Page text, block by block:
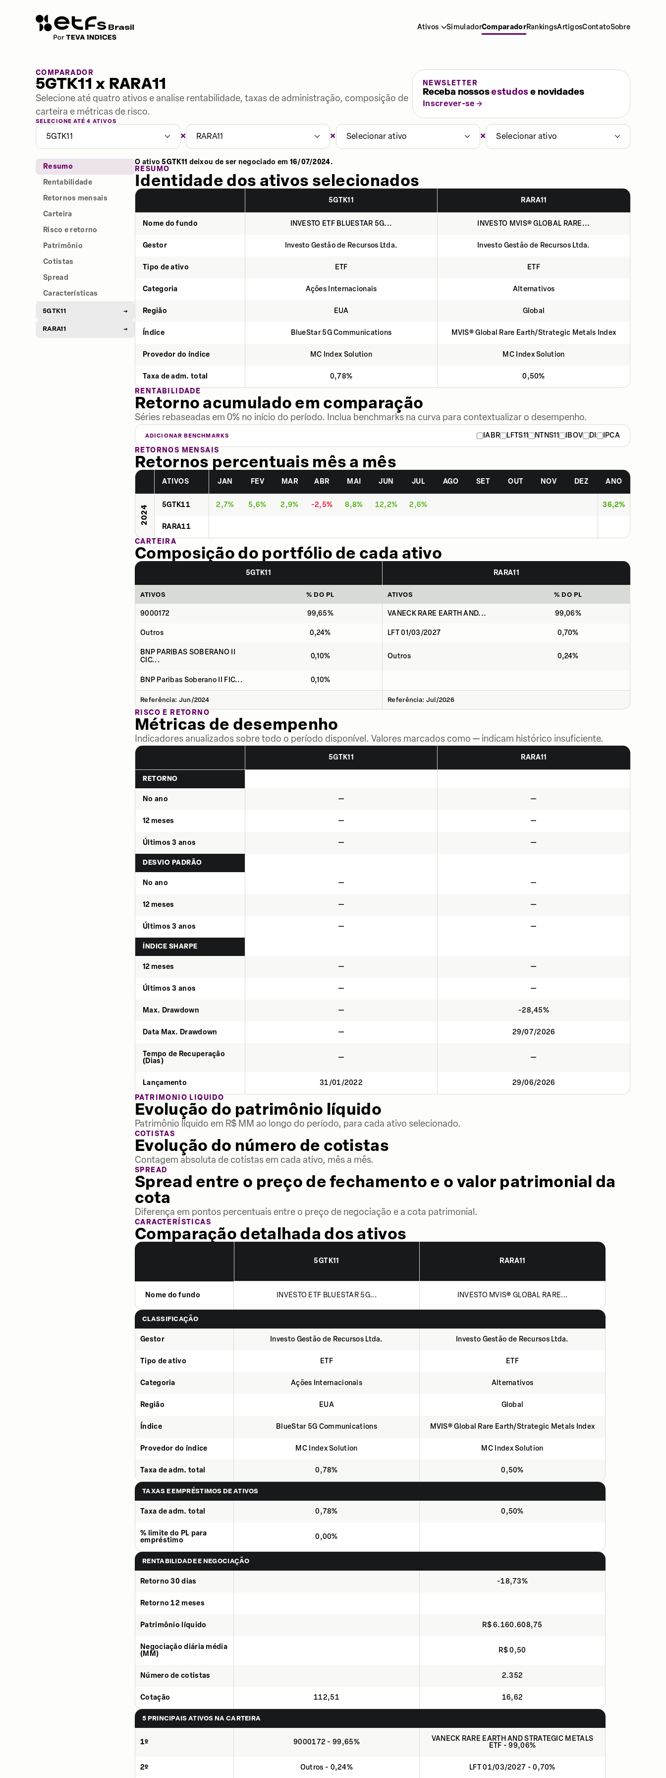
Ativos SimuladorComparadorRankingsArtigosContatoSobre
COMPARADOR
5GTK11 x RARA11
Selecione até quatro ativos e analise rentabilidade, taxas de administração, composição de
carteira e métricas de risco.
NEWSLETTER
Receba nossosestudose novidades
Inscrever-se
SELECIONE ATÉ 4 ATIVOS
5GTK11 × RARA11 × Selecionar ativo × Selecionar ativo
Resumo
Rentabilidade
Retornos mensais
Carteira
Risco e retorno
Patrimônio
Cotistas
Spread
Características
5GTK11 →
RARA11 →
O ativo5GTK11 deixou de ser negociado em 16/07/2024.
RESUMO
Identidade dos ativos selecionados
5GTK11 RARA11
Nome do fundo INVESTO ETF BLUESTAR 5G... INVESTO MVIS® GLOBAL RARE...
Gestor Investo Gestão de Recursos Ltda. Investo Gestão de Recursos Ltda.
Tipo de ativo ETF ETF
Categoria Ações Internacionais Alternativos
Região EUA Global
Índice BlueStar 5G Communications MVIS® Global Rare Earth/Strategic Metals Index
Provedor do índice MC Index Solution MC Index Solution
Taxa de adm. total 0,78%
0,50%
RENTABILIDADE
Retorno acumulado em comparação
Séries rebaseadas em 0% no início do período. Inclua benchmarks na curva para contextualizar o desempenho.
ADICIONAR BENCHMARKS IABR LFTS11 NTNS11 IBOV DI
IPCA
RETORNOS MENSAIS
Retornos percentuais mês a mês
ATIVOS JAN FEV MAR ABR MAI JUN JUL AGO SET OUT NOV DEZ ANO
2024 5GTK11 2,7% 5,6% 2,9% -2,5% 8,8% 12,2% 2,6% 36,2%
RARA11
CARTEIRA
Composição do portfólio de cada ativo
5GTK11 RARA11
ATIVOS % DO PL ATIVOS % DO PL
9000172 99,65% VANECK RARE EARTH AND... 99,06%
Outros 0,24% LFT 01/03/2027 0,70%
BNP PARIBAS SOBERANO II
CIC...
0,10% Outros 0,24%
BNP Paribas Soberano II FIC... 0,10%
Referência: Jun/2024 Referência: Jul/2026
RISCO E RETORNO
Métricas de desempenho
Indicadores anualizados sobre todo o período disponível. Valores marcados como — indicam histórico insuficiente.
5GTK11 RARA11
RETORNO
No ano — —
12 meses — —
Últimos 3 anos — —
DESVIO PADRÃO
No ano — —
12 meses — —
Últimos 3 anos — —
ÍNDICE SHARPE
12 meses — —
Últimos 3 anos — —
Max. Drawdown — -28,45%
Data Max. Drawdown — 29/07/2026
Tempo de Recuperação
(Dias)
— —
Lançamento 31/01/2022
29/06/2026
PATRIMÔNIO LÍQUIDO
Evolução do patrimônio líquido
Patrimônio líquido em R$ MM ao longo do período, para cada ativo selecionado.
COTISTAS
Evolução do número de cotistas
Contagem absoluta de cotistas em cada ativo, mês a mês.
SPREAD
Spread entre o preço de fechamento e o valor patrimonial da
cota
Diferença em pontos percentuais entre o preço de negociação e a cota patrimonial.
CARACTERÍSTICAS
Comparação detalhada dos ativos
5GTK11 RARA11
Nome do fundo INVESTO ETF BLUESTAR 5G... INVESTO MVIS® GLOBAL RARE...
CLASSIFICAÇÃO
Gestor Investo Gestão de Recursos Ltda. Investo Gestão de Recursos Ltda.
Tipo de ativo ETF ETF
Categoria Ações Internacionais Alternativos
Região EUA Global
Índice BlueStar 5G Communications MVIS® Global Rare Earth/Strategic Metals Index
Provedor do índice MC Index Solution MC Index Solution
Taxa de adm. total 0,78% 0,50%
TAXAS E EMPRÉSTIMOS DE ATIVOS
Taxa de adm. total 0,78% 0,50%
% limite do PL para
empréstimo
0,00%
RENTABILIDADE E NEGOCIAÇÃO
Retorno 30 dias -18,73%
Retorno 12 meses
Patrimônio líquido R$ 6.160.608,75
Negociação diária média
(MM)
R$ 0,50
Número de cotistas 2.352
Cotação 112,51 16,62
5 PRINCIPAIS ATIVOS NA CARTEIRA
1º 9000172 - 99,65%
VANECK RARE EARTH AND STRATEGIC METALS
ETF - 99,06%
2º Outros - 0,24% LFT 01/03/2027 - 0,70%